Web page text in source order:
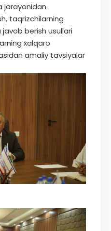
jarayonidan
taqrizchilarning
berish usullari
xalqaro
amaliy tavsiyalar